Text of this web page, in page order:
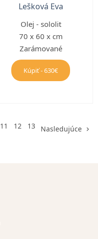
Lešková Eva
Olej - sololit
70 x 60 x cm
Zarámované
Kúpiť - 630€
11 12 13 Nasledujúce